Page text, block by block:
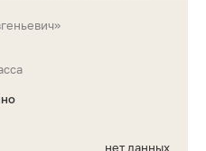
нет данных